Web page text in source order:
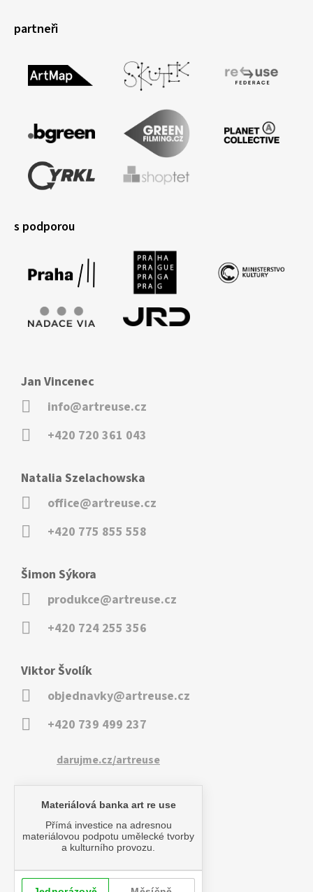
partneři
s podporou
Jan Vincenec
info@artreuse.cz
+420 720 361 043
Natalia Szelachowska
office@artreuse.cz
+420 775 855 558
Šimon Sýkora
produkce@artreuse.cz
+420 724 255 356
Viktor Švolík
objednavky@artreuse.cz
+420 739 499 237
darujme.cz/artreuse